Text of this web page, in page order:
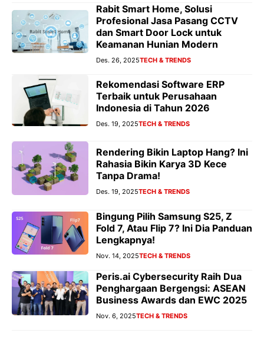
Rabit Smart Home, Solusi
Profesional Jasa Pasang CCTV
dan Smart Door Lock untuk
Keamanan Hunian Modern
Des. 26, 2025TECH & TRENDS
Rekomendasi Software ERP
Terbaik untuk Perusahaan
Indonesia di Tahun 2026
Des. 19, 2025TECH & TRENDS
Rendering Bikin Laptop Hang? Ini
Rahasia Bikin Karya 3D Kece
Tanpa Drama!
Des. 19, 2025TECH & TRENDS
Bingung Pilih Samsung S25, Z
Fold 7, Atau Flip 7? Ini Dia Panduan
Lengkapnya!
Nov. 14, 2025TECH & TRENDS
Peris.ai Cybersecurity Raih Dua
Penghargaan Bergengsi: ASEAN
Business Awards dan EWC 2025
Nov. 6, 2025TECH & TRENDS